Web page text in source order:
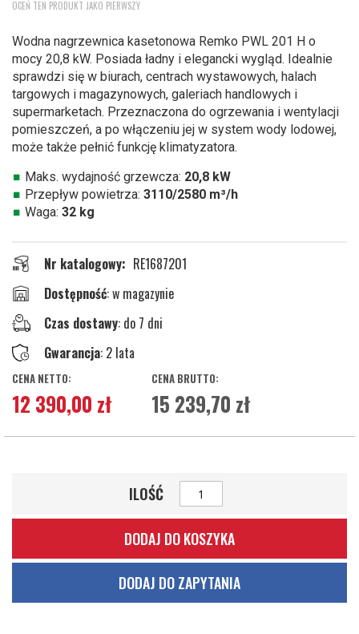
na
galerii
OCEŃ TEN PRODUKT JAKO PIERWSZY
Wodna nagrzewnica kasetonowa Remko PWL 201 H o
mocy 20,8 kW. Posiada ładny i elegancki wygląd. Idealnie
sprawdzi się w biurach, centrach wystawowych, halach
targowych i magazynowych, galeriach handlowych i
supermarketach. Przeznaczona do ogrzewania i wentylacji
pomieszczeń, a po włączeniu jej w system wody lodowej,
może także pełnić funkcję klimatyzatora.
Maks. wydajność grzewcza: 20,8 kW
Przepływ powietrza: 3110/2580 m³/h
Waga: 32 kg
Nr katalogowy
RE1687201
w magazynie
Czas dostawy: do 7 dni
Gwarancja: 2 lata
15 239,70 zł
12 390,00 zł
ILOŚĆ
DODAJ DO KOSZYKA
DODAJ DO ZAPYTANIA